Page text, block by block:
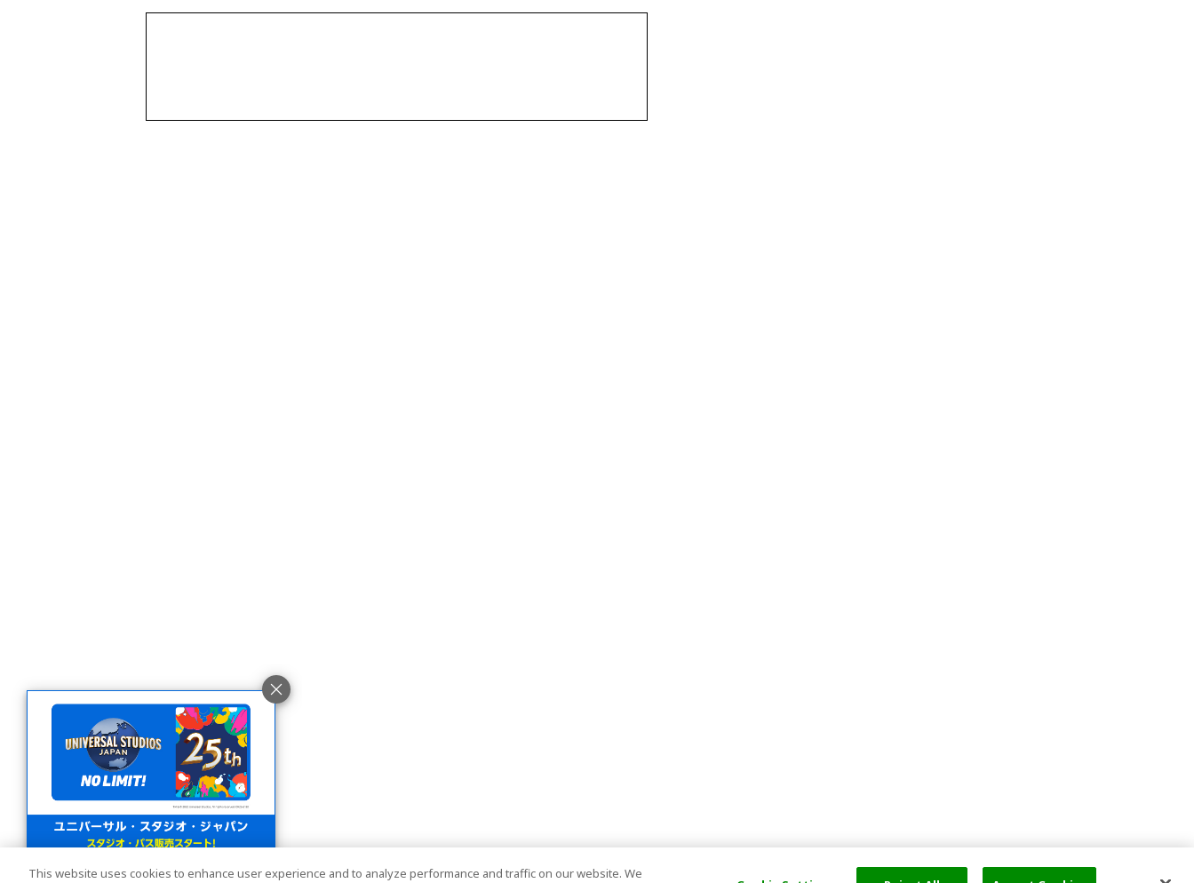
This website uses cookies to enhance user experience and to analyze performance and traffic on our website. We